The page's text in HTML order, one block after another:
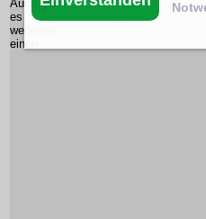
Auch gibt
es
weiterhin
einen